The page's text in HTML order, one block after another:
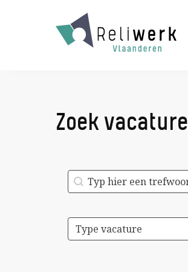
Zoek vacature
Zoek Vacature
Search content
Type vacature
Select content